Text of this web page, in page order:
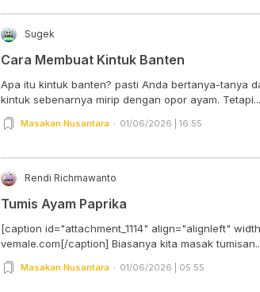
Sugek
Cara Membuat Kintuk Banten
Apa itu kintuk banten? pasti Anda bertanya-tanya
kintuk sebenarnya mirip dengan opor ayam. Tetapi...
Masakan Nusantara 01/06/2026 | 16:55
Rendi Richmawanto
Tumis Ayam Paprika
[caption id="attachment_1114" align="alignleft"
vemale.com[/caption] Biasanya kita masak
Masakan Nusantara 01/06/2026 | 05:55